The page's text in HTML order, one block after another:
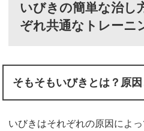
いびきの簡単な治し
ぞれ共通なトレーニ
そもそもいびきとは？原
いびきはそれぞれの原因によっ